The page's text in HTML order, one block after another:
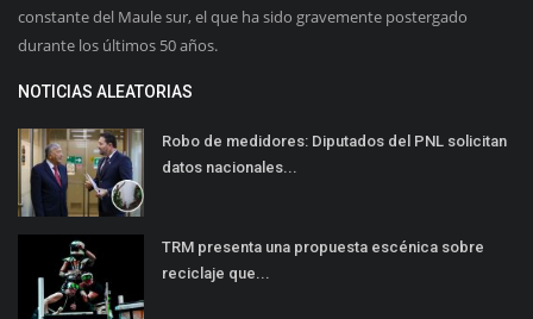
constante del Maule sur, el que ha sido gravemente postergado
durante los últimos 50 años.
NOTICIAS ALEATORIAS
Robo de medidores: Diputados del PNL solicitan
datos nacionales...
TRM presenta una propuesta escénica sobre
reciclaje que...